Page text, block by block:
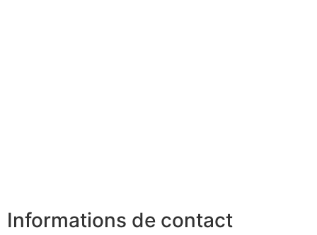
Informations de contact